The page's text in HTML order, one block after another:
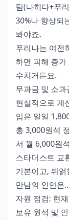
팀(나히다+푸
30%나 향상되
봐야죠.
푸리나는 여전
하면 피해 증
수치거든요.
무과금 및 소
현실적으로 계
입은 일일
총 3,000원석
서 월 6,000원
스타더스트 교
기본이고, 뒤
만남의 인연은
자원 점검: 현
보유 원석 및